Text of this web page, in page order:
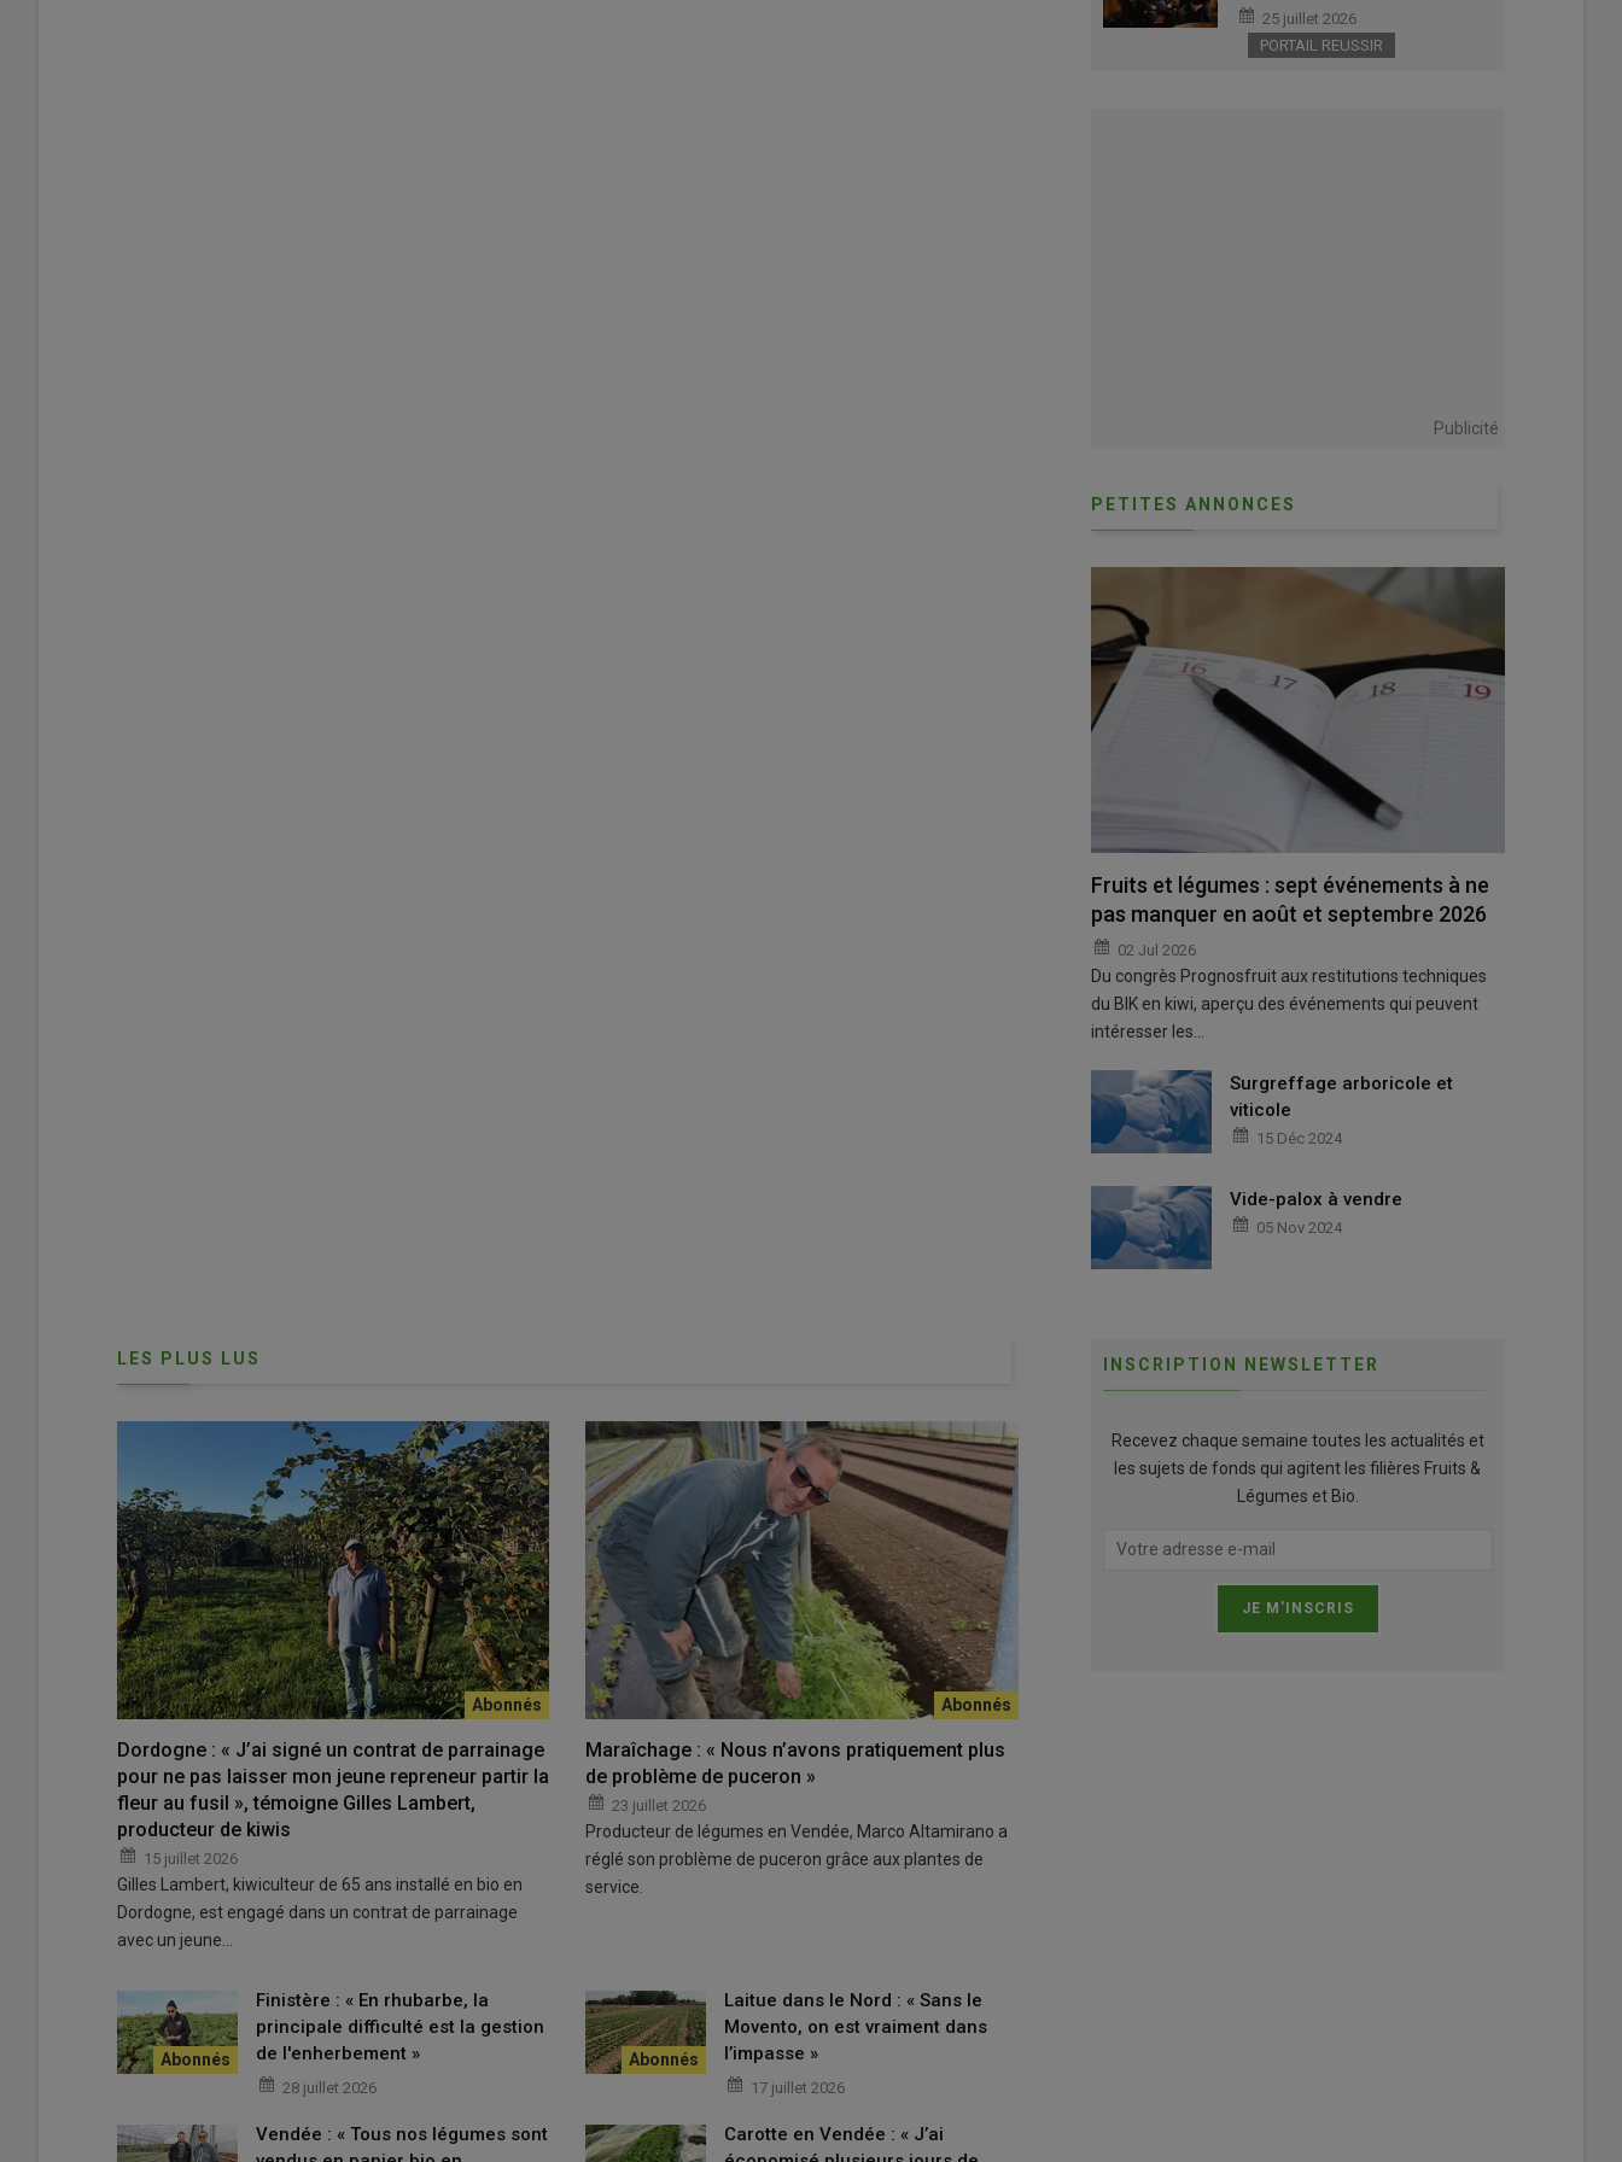
« Comme nous sommes situés dans un petit village à 25 kilomètres au nord-ouest de Beauvais, de nombreux
clients nous disaient leur difficulté de venir jusqu’à nous », explique Stéphane Dreumont. En se déplaçant, les
producteurs
touchent aussi un autre public. Comme les Dreumont disposent d’un poids lourd de 10 t et un véhicule
léger de 3,5 t, aucun investissement spécifique n’est nécessaire à la mise en place de ce nouveau canal de vente,
hormis le temps passé.
Optimiser les points relais est essentiel
Pour que lestournéesfonctionnent, il faut une organisation au top. Une grosse partie des volumes est
précommandée via lesite internet des producteurs. Les livraisons sont préparées le matin, voire la veille pour les
légumes racines. Pauline Dreumont prévoit plusieurs arrêts dans une même tournée.
Lire aussi : « En plus de la production d'asperge, nous misons aussi sur l'agrotourisme »
À Beauvais, par exemple, les maraîchers réalisent quatre ventes au camion
en une après-midi, avec des arrêts de 30
à 45 minutes par site. Après l’hôpital de Beauvais à 14 h (réservé au personnel), suit celui du quartier Saint-Jean, au
milieu des tours d’immeubles. Puis direction Emmaüs avant de terminer par la ferme du campus universitaire
Dreumont. Pour gagner en efficacité de livraison, son mari ou un salarié l’accompagne. En février, deux tonnes de
légumes ont ainsi été livrées directement aux clients en une après-midi.
Dans la bourgade voisine de Grandvilliers, la maraîchère réalise deux arrêts : l’un dédié personnel d’un hôpital, l’autre
dans une ferme vendant des glaces fermières.
foncier d’environ 100 000 € »
25 juillet 2026
PORTAIL REUSSIR
Publicité
PETITES ANNONCES
Fruits et légumes : sept événements à ne
pas manquer en août et septembre 2026
02 Jul 2026
Du congrès Prognosfruit aux restitutions techniques
du BIK en kiwi, aperçu des événements qui peuvent
intéresser les…
Surgreffage arboricole et
viticole
15 Déc 2024
Vide-palox à vendre
05 Nov 2024
LES PLUS LUS
Dordogne : « J’ai signé un contrat de parrainage
pour ne pas laisser mon jeune repreneur partir la
fleur au fusil », témoigne Gilles Lambert,
producteur de kiwis
15 juillet 2026
Gilles Lambert, kiwiculteur de 65 ans installé en bio en
Dordogne, est engagé dans un contrat de parrainage
avec un jeune…
Maraîchage : « Nous n’avons pratiquement plus
de problème de puceron »
23 juillet 2026
Producteur de légumes en Vendée, Marco Altamirano a
réglé son problème de puceron grâce aux plantes de
service.
Finistère : « En rhubarbe, la
principale difficulté est la gestion
de l'enherbement »
28 juillet 2026
Laitue dans le Nord : « Sans le
Movento, on est vraiment dans
l’impasse »
17 juillet 2026
Vendée : « Tous nos légumes sont
Carotte en Vendée : « J’ai
INSCRIPTION NEWSLETTER
Recevez chaque semaine toutes les actualités et
les sujets de fonds qui agitent les filières Fruits &
Légumes et Bio.